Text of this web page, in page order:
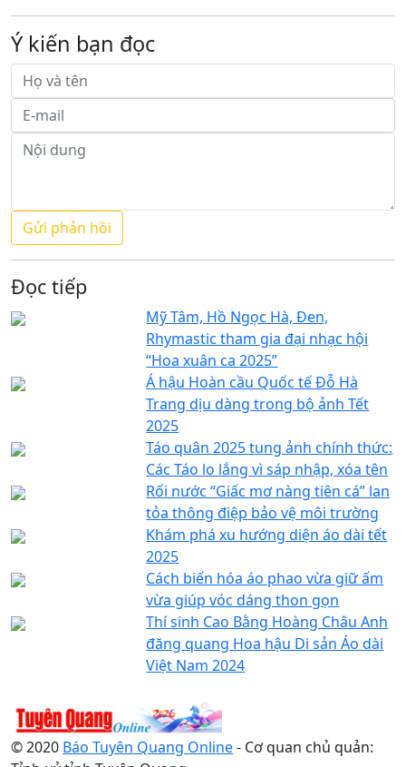
Ý kiến bạn đọc
Đọc tiếp
Mỹ Tâm, Hồ Ngọc Hà, Đen,
Rhymastic tham gia đại nhạc hội
“Hoa xuân ca 2025”
Á hậu Hoàn cầu Quốc tế Đỗ Hà
Trang dịu dàng trong bộ ảnh Tết
2025
Táo quân 2025 tung ảnh chính thức:
Các Táo lo lắng vì sáp nhập, xóa tên
Rối nước “Giấc mơ nàng tiên cá” lan
tỏa thông điệp bảo vệ môi trường
Khám phá xu hướng diện áo dài tết
2025
Cách biến hóa áo phao vừa giữ ấm
vừa giúp vóc dáng thon gọn
Thí sinh Cao Bằng Hoàng Châu Anh
đăng quang Hoa hậu Di sản Áo dài
Việt Nam 2024
© 2020 Báo Tuyên Quang Online- Cơ quan chủ quản: